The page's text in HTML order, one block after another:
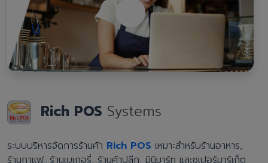
Rich POS Systems
ระบบบริหารจัดการร้านค้า Rich POS เหมาะสำหรับร้านอาหาร,